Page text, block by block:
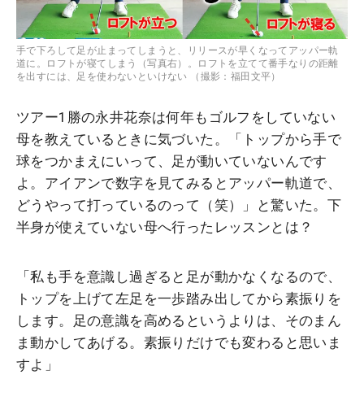
手で下ろして足が止まってしまうと、リリースが早くなってアッパー軌
道に。ロフトが寝てしまう（写真右）。ロフトを立てて番手なりの距離
を出すには、足を使わないといけない （撮影：福田文平）
ツアー1勝の永井花奈は何年もゴルフをしていない
母を教えているときに気づいた。「トップから手で
球をつかまえにいって、足が動いていないんです
よ。アイアンで数字を見てみるとアッパー軌道で、
どうやって打っているのって（笑）」と驚いた。下
半身が使えていない母へ行ったレッスンとは？
「私も手を意識し過ぎると足が動かなくなるので、
トップを上げて左足を一歩踏み出してから素振りを
します。足の意識を高めるというよりは、そのまん
ま動かしてあげる。素振りだけでも変わると思いま
すよ」